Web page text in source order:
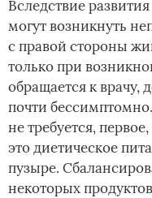
Вследствие
могут возникнуть
с правой стороны
только при
обращается к врачу,
почти
не требуется,
это диетическое
пузыре.
некоторых